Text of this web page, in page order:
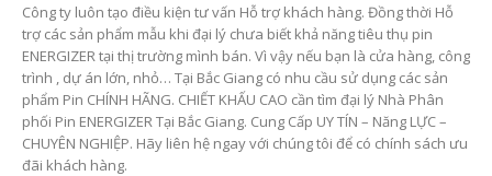
Công ty luôn tạo điều kiện tư vấn Hỗ trợ khách hàng. Đồng thời Hỗ
trợ các sản phẩm mẫu khi đại lý chưa biết khả năng tiêu thụ pin
ENERGIZER tại thị trường mình bán. Vì vậy nếu bạn là cửa hàng, công
trình , dự án lớn, nhỏ… Tại Bắc Giang có nhu cầu sử dụng các sản
phẩm Pin CHÍNH HÃNG. CHIẾT KHẤU CAO cần tìm đại lý Nhà Phân
phối Pin ENERGIZER Tại Bắc Giang. Cung Cấp UY TÍN – Năng LỰC –
CHUYÊN NGHIỆP. Hãy liên hệ ngay với chúng tôi để có chính sách ưu
đãi khách hàng.